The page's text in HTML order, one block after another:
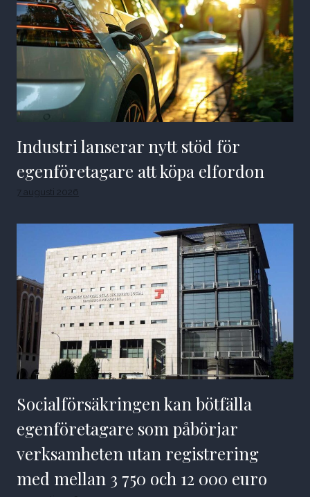
Industri lanserar nytt stöd för
egenföretagare att köpa elfordon
7 augusti 2026
Socialförsäkringen kan bötfälla
egenföretagare som påbörjar
verksamheten utan registrering
med mellan 3 750 och 12 000 euro